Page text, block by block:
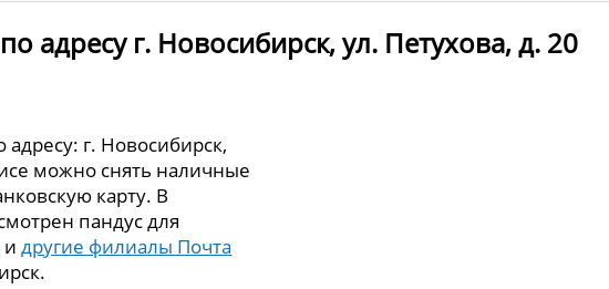
адресу г. Новосибирск, ул. Петухова, д. 20
г. Новосибирск,
можно снять наличные
карту. В
пандус для
идругие филиалы Почта